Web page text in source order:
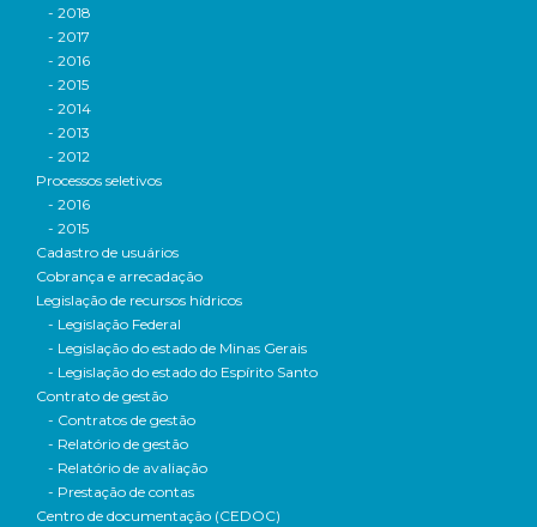
- 2018
- 2017
- 2016
- 2015
- 2014
- 2013
- 2012
Processos seletivos
- 2016
- 2015
Cadastro de usuários
Cobrança e arrecadação
Legislação de recursos hídricos
- Legislação Federal
- Legislação do estado de Minas Gerais
- Legislação do estado do Espírito Santo
Contrato de gestão
- Contratos de gestão
- Relatório de gestão
- Relatório de avaliação
- Prestação de contas
Centro de documentação (CEDOC)